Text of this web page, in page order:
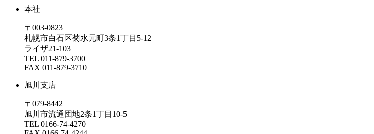
本社
〒003-0823
札幌市白石区菊水元町3条1丁目5-12
ライザ21-103
TEL 011-879-3700
FAX 011-879-3710
旭川支店
〒079-8442
旭川市流通団地2条1丁目10-5
TEL 0166-74-4270